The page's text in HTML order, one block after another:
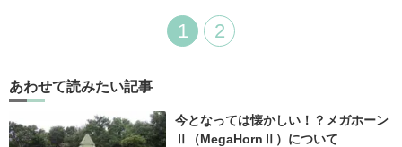
1 2
あわせて読みたい記事
今となっては懐かしい！？メガホーン
Ⅱ（MegaHornⅡ）について